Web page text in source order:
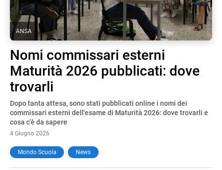
ANSA
Nomi commissari esterni
Maturità 2026 pubblicati: dove
trovarli
Dopo tanta attesa, sono stati pubblicati online i nomi dei
commissari esterni dell'esame di Maturità 2026: dove trovarli e
cosa c'è da sapere
4 Giugno 2026
Mondo Scuola News